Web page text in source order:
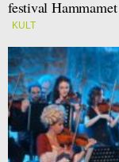
festival
KULT